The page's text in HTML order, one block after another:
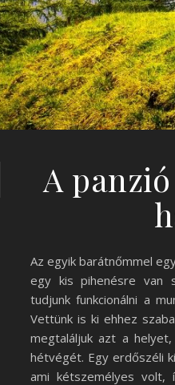
A
Az egyik barátnőmmel
egy kis pihenésre van
tudjunk funkcionálni a
Vettünk is ki ehhez
megtaláljuk azt a
hétvégét. Egy erdőszéli
ami kétszemélyes